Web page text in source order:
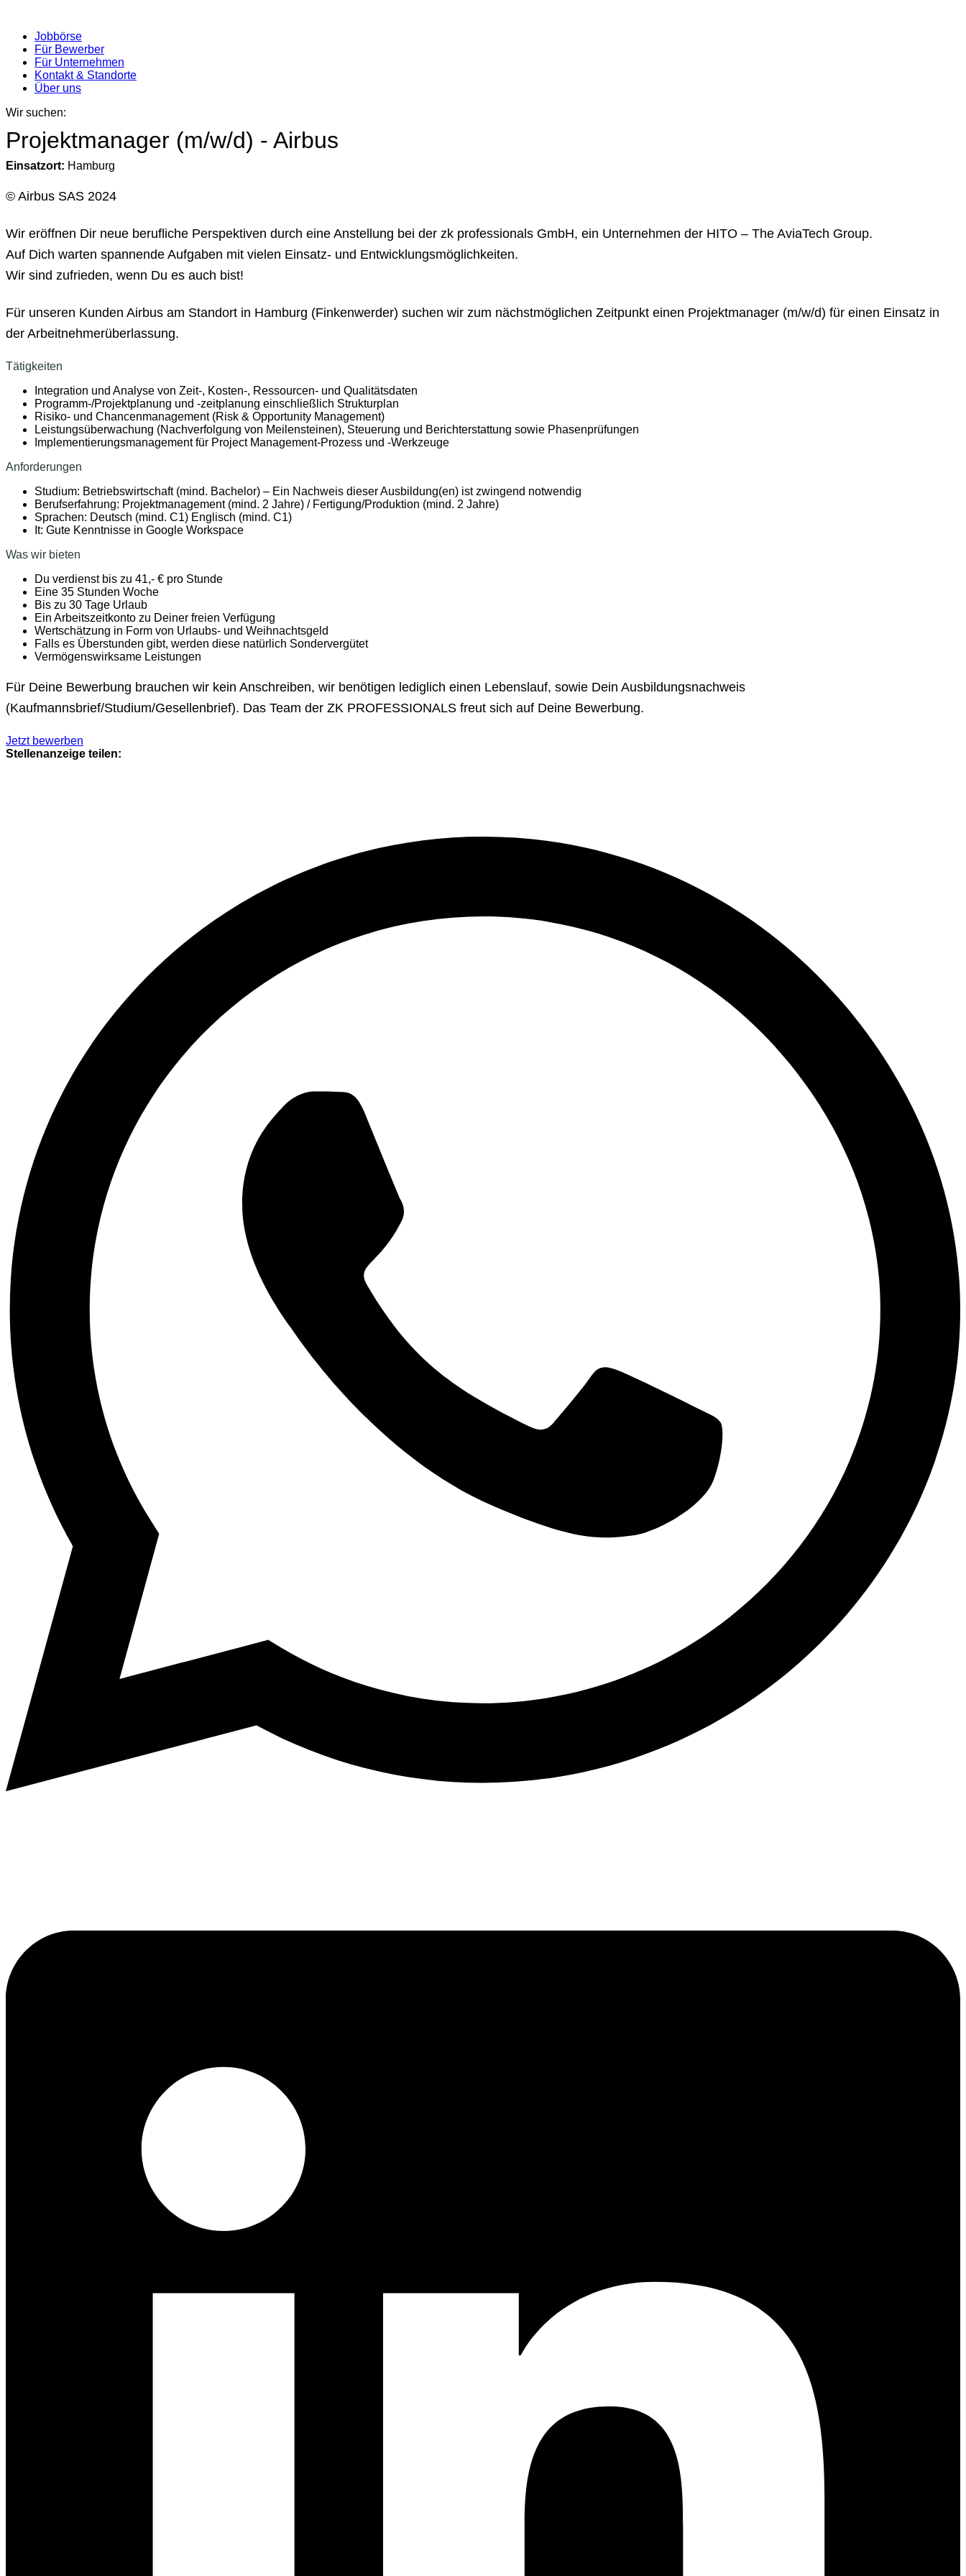
Jobbörse
Für Bewerber
Für Unternehmen
Kontakt & Standorte
Über uns
Wir suchen:
Projektmanager (m/w/d) - Airbus
Einsatzort: Hamburg
© Airbus SAS 2024
Wir eröffnen Dir neue berufliche Perspektiven durch eine Anstellung bei der zk professionals GmbH, ein Unternehmen der HITO – The AviaTech Group.
Auf Dich warten spannende Aufgaben mit vielen Einsatz- und Entwicklungsmöglichkeiten.
Wir sind zufrieden, wenn Du es auch bist!
Für unseren Kunden Airbus am Standort in Hamburg (Finkenwerder) suchen wir zum nächstmöglichen Zeitpunkt einen Projektmanager (m/w/d) für einen Einsatz in
der Arbeitnehmerüberlassung.
Tätigkeiten
Integration und Analyse von Zeit-, Kosten-, Ressourcen- und Qualitätsdaten
Programm-/Projektplanung und -zeitplanung einschließlich Strukturplan
Risiko- und Chancenmanagement (Risk & Opportunity Management)
Leistungsüberwachung (Nachverfolgung von Meilensteinen), Steuerung und Berichterstattung sowie Phasenprüfungen
Implementierungsmanagement für Project Management-Prozess und -Werkzeuge
Anforderungen
Studium: Betriebswirtschaft (mind. Bachelor) – Ein Nachweis dieser Ausbildung(en) ist zwingend notwendig
Berufserfahrung: Projektmanagement (mind. 2 Jahre) / Fertigung/Produktion (mind. 2 Jahre)
Sprachen: Deutsch (mind. C1) Englisch (mind. C1)
It: Gute Kenntnisse in Google Workspace
Was wir bieten
Du verdienst bis zu 41,- € pro Stunde
Eine 35 Stunden Woche
Bis zu 30 Tage Urlaub
Ein Arbeitszeitkonto zu Deiner freien Verfügung
Wertschätzung in Form von Urlaubs- und Weihnachtsgeld
Falls es Überstunden gibt, werden diese natürlich Sondervergütet
Vermögenswirksame Leistungen
Für Deine Bewerbung brauchen wir kein Anschreiben, wir benötigen lediglich einen Lebenslauf, sowie Dein Ausbildungsnachweis
(Kaufmannsbrief/Studium/Gesellenbrief). Das Team der ZK PROFESSIONALS freut sich auf Deine Bewerbung.
Jetzt bewerben
Stellenanzeige teilen: